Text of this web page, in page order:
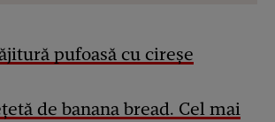
pufoasă cu cireșe
de banana bread. Cel mai